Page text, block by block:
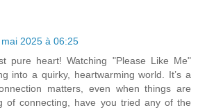
mai 2025 à 06:25
pure heart! Watching "Please Like Me"
into a quirky, heartwarming world. It’s a
matters, even when things are
of connecting, have you tried any of the